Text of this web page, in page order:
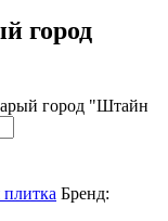
город
город "Штайн
плитка Бренд: